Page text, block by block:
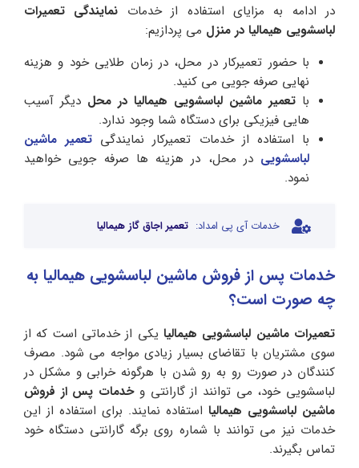
در ادامه به مزایای استفاده از خدمات نمایندگی تعمیرات
لباسشویی هیمالیا در منزل می پردازیم:
با حضور تعمیرکار در محل، در زمان طلایی خود و هزینه
نهایی صرفه جویی می کنید.
با تعمیر ماشین لباسشویی هیمالیا در محل دیگر آسیب
هایی فیزیکی برای دستگاه شما وجود ندارد.
با استفاده از خدمات تعمیرکار نمایندگی تعمیر ماشین
لباسشویی در محل، در هزینه ها صرفه جویی خواهید
نمود.
خدمات آی پی امداد: تعمیر اجاق گاز هیمالیا
خدمات پس از فروش ماشین لباسشویی هیمالیا به
چه صورت است؟
تعمیرات ماشین لباسشویی هیمالیا یکی از خدماتی است که از
سوی مشتریان با تقاضای بسیار زیادی مواجه می شود. مصرف
کنندگان در صورت رو به رو شدن با هرگونه خرابی و مشکل در
لباسشویی خود، می توانند از گارانتی وخدمات پس از فروش
ماشین لباسشویی هیمالیا استفاده نمایند. برای استفاده از این
خدمات نیز می توانند با شماره روی برگه گارانتی دستگاه خود
تماس بگیرند.